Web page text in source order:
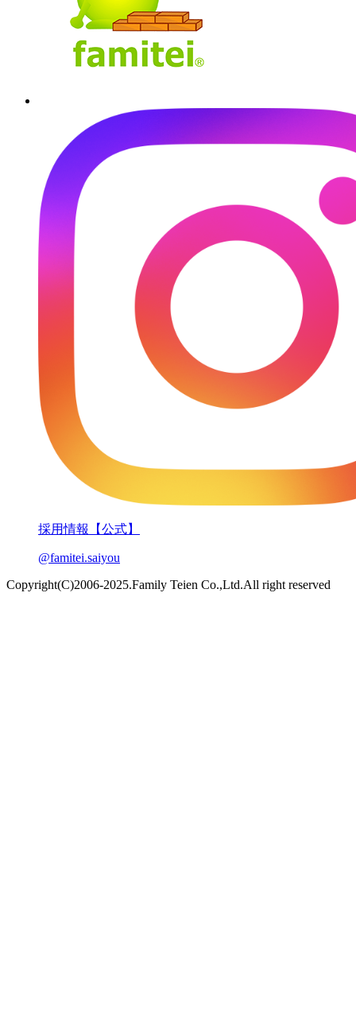
採用情報【公式】
@famitei.saiyou
Copyright(C)2006-2025.Family Teien Co.,Ltd.All right reserved